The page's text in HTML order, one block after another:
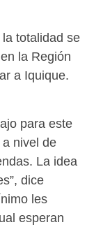
totalidad se
la Región
a Iquique.
para este
nivel de
La idea
dice
les
esperan